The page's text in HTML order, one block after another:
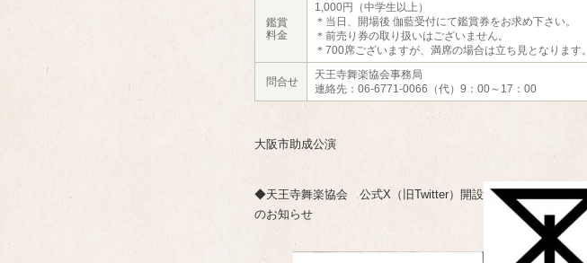
鑑賞
料金
1,000円（中学生以上）
＊当日、開場後 伽藍受付にて鑑賞券をお求め下さい。
＊前売り券の取り扱いはございません。
＊700席ございますが、満席の場合は立ち見となります。
問合せ
天王寺舞楽協会事務局
連絡先：06-6771-0066（代）9：00～17：00
大阪市助成公演
◆天王寺舞楽協会 公式X（旧Twitter）開設
のお知らせ